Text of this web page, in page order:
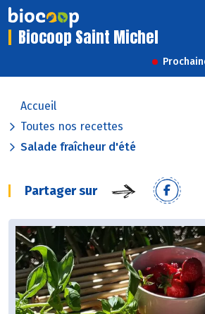
Biocoop Saint Michel
Accueil
Toutes nos recettes
Salade fraîcheur d'été
Partager sur